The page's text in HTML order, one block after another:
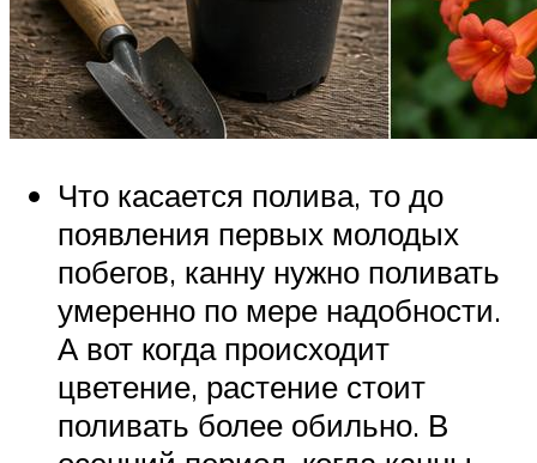
Что касается полива, то до
появления первых молодых
побегов, канну нужно поливать
умеренно по мере надобности.
А вот когда происходит
цветение, растение стоит
поливать более обильно. В